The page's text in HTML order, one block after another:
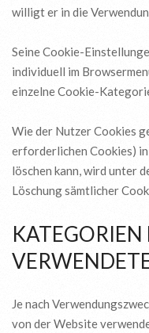
willigt er in die
Seine Cookie-
individuell im
einzelne Cookie-
Wie der Nutzer Cookies
erforderlichen Cookies)
löschen kann, wird unter
Löschung sämtlicher
KATEGORIEN
Je nach
von der Website